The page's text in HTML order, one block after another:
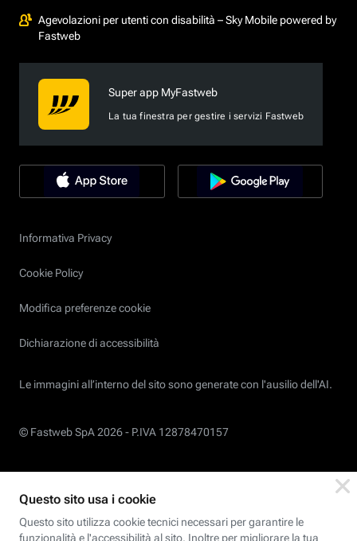
Agevolazioni per utenti con disabilità – Sky Mobile powered by
Fastweb
Super app MyFastweb
La tua finestra per gestire i servizi Fastweb
Informativa Privacy
Cookie Policy
Modifica preferenze cookie
Dichiarazione di accessibilità
Le immagini all’interno del sito sono generate con l'ausilio dell'AI.
© Fastweb SpA 2026 - P.IVA 12878470157